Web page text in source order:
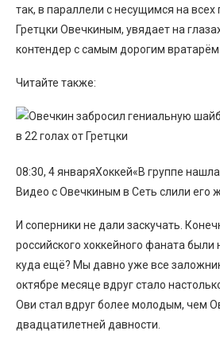
так, в параллели с несущимся на всех
Гретцки Овечкиным, увядает на
контендер с самым дорогим вратарём
Читайте также:
08:30, 4 январяХоккей«В группе
Видео с Овечкиным в Сеть слили его
И соперники не дали заскучать.
российского хоккейного фаната
куда ещё? Мы давно уже все
октябре месяце вдруг стало
Ови стал вдруг более молодым, чем
двадцатилетней давности.